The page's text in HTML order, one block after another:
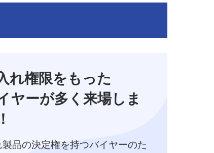
れ権限をもった
ヤーが多く来場しま
品の決定権を持つバイヤーのた